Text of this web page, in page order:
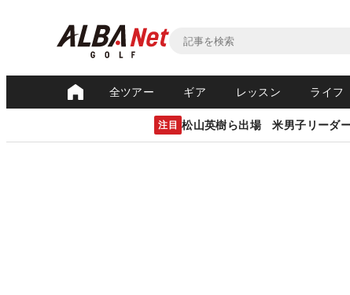
全ツアー ギア レッスン ライフ
注目 松山英樹ら出場 米男子リーダ